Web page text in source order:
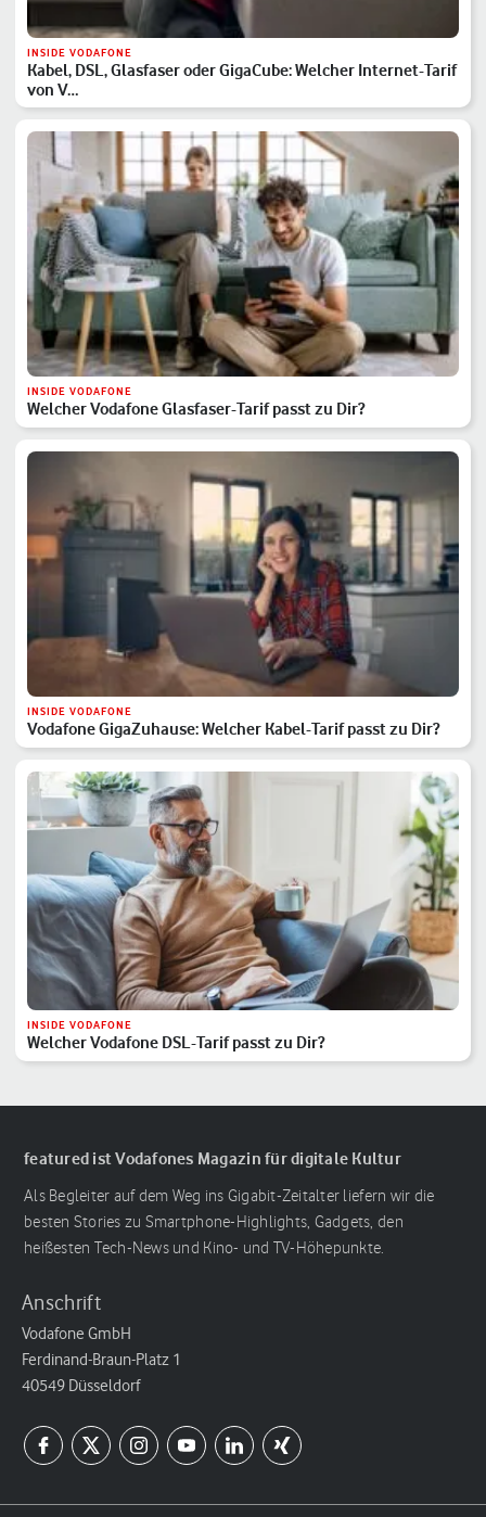
INSIDE VODAFONE
Kabel, DSL, Glasfaser oder GigaCube: Welcher Internet-Tarif
von V…
INSIDE VODAFONE
Welcher Vodafone Glasfaser-Tarif passt zu Dir?
INSIDE VODAFONE
Vodafone GigaZuhause: Welcher Kabel-Tarif passt zu Dir?
INSIDE VODAFONE
Welcher Vodafone DSL-Tarif passt zu Dir?
featured ist Vodafones Magazin für digitale Kultur
Als Begleiter auf dem Weg ins Gigabit-Zeitalter liefern wir die
besten Stories zu Smartphone-Highlights, Gadgets, den
heißesten Tech-News und Kino- und TV-Höhepunkte.
Anschrift
Vodafone GmbH
Ferdinand-Braun-Platz 1
40549 Düsseldorf